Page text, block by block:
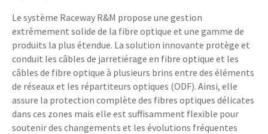
Le système Raceway R&M propose une gestion
extrêmement solide de la fibre optique et une gamme de
produits la plus étendue. La solution innovante protège et
conduit les câbles de jarretiérage en fibre optique et les
câbles de fibre optique à plusieurs brins entre des éléments
de réseaux et les répartiteurs optiques (ODF). Ainsi, elle
assure la protection complète des fibres optiques délicates
dans ces zones mais elle est suffisamment flexible pour
soutenir des changements et les évolutions fréquentes